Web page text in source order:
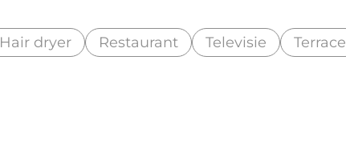
Hair dryer Restaurant Televisie
Terrace